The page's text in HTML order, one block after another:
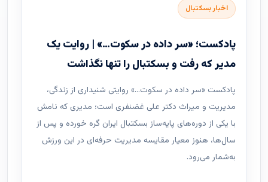
اخبار بسکتبال
پادکست؛ «سر داده در سکوت…» | روایت یک
مدیر که رفت و بسکتبال را تنها نگذاشت
پادکست «سر داده در سکوت…» روایتی شنیداری از زندگی،
مدیریت و میراث دکتر علی غضنفری است؛ مدیری که نامش
با یکی از دوره‌های پایه‌ساز بسکتبال ایران گره خورده و پس از
سال‌ها، هنوز معیار مقایسه مدیریت حرفه‌ای در این ورزش
به‌شمار می‌رود.